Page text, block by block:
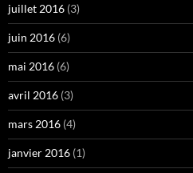
juillet 2016 (3)
juin 2016 (6)
mai 2016 (6)
avril 2016 (3)
mars 2016 (4)
janvier 2016 (1)